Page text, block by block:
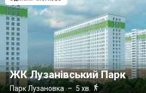
ЖК Лузанівський Парк
Парк Лузановка– 5 хв. 